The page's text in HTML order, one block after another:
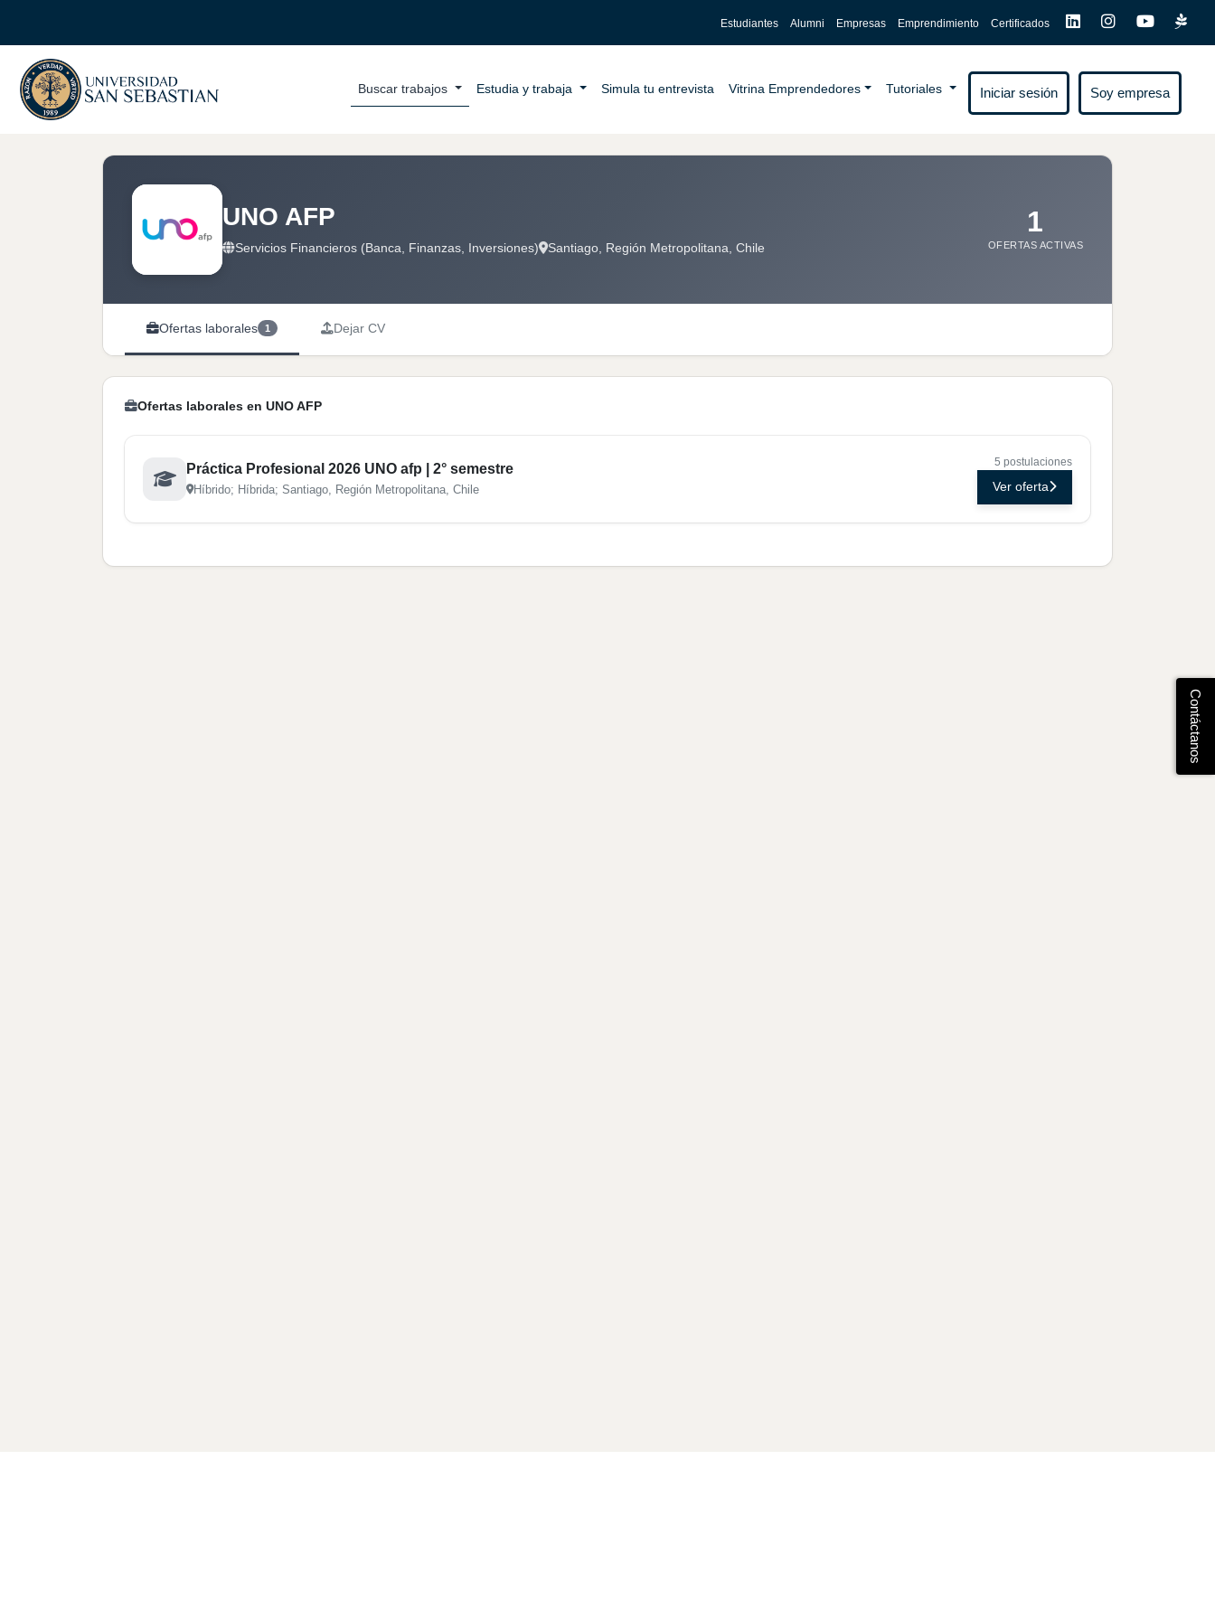
Estudiantes Alumni Empresas Emprendimiento Certificados
Buscar trabajos Estudia y trabaja Simula tu entrevista Vitrina Emprendedores Tutoriales Iniciar sesión Soy empresa
UNO AFP
Servicios Financieros (Banca, Finanzas, Inversiones) Santiago, Región Metropolitana, Chile
1
OFERTAS ACTIVAS
Ofertas laborales 1 Dejar CV
Ofertas laborales en UNO AFP
Práctica Profesional 2026 UNO afp | 2° semestre
Híbrido; Híbrida; Santiago, Región Metropolitana, Chile
5 postulaciones
Ver oferta
Contáctanos